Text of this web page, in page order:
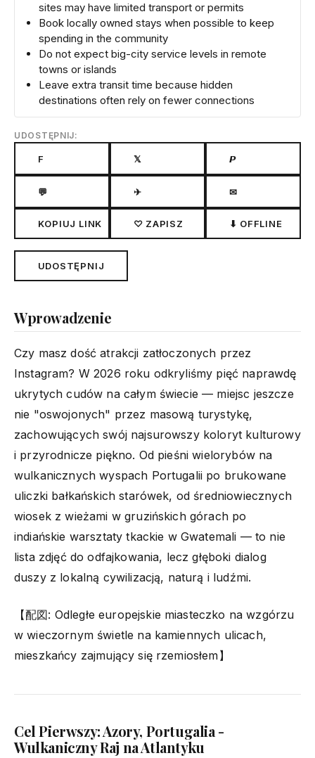
sites may have limited transport or permits
Book locally owned stays when possible to keep
spending in the community
Do not expect big-city service levels in remote
towns or islands
Leave extra transit time because hidden
destinations often rely on fewer connections
UDOSTĘPNIJ:
F 𝕏 𝙋
💬 ✈ ✉
KOPIUJ LINK ♡ ZAPISZ ⬇ OFFLINE
UDOSTĘPNIJ
Wprowadzenie
Czy masz dość atrakcji zatłoczonych przez
Instagram? W 2026 roku odkryliśmy pięć naprawdę
ukrytych cudów na całym świecie — miejsc jeszcze
nie "oswojonych" przez masową turystykę,
zachowujących swój najsurowszy koloryt kulturowy
i przyrodnicze piękno. Od pieśni wielorybów na
wulkanicznych wyspach Portugalii po brukowane
uliczki bałkańskich starówek, od średniowiecznych
wiosek z wieżami w gruzińskich górach po
indiańskie warsztaty tkackie w Gwatemali — to nie
lista zdjęć do odfajkowania, lecz głęboki dialog
duszy z lokalną cywilizacją, naturą i ludźmi.
【配図: Odległe europejskie miasteczko na wzgórzu
w wieczornym świetle na kamiennych ulicach,
mieszkańcy zajmujący się rzemiosłem】
Cel Pierwszy: Azory, Portugalia -
Wulkaniczny Raj na Atlantyku